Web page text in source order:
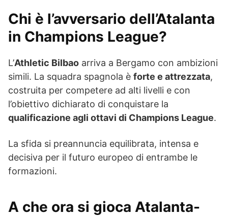
Chi è l’avversario dell’Atalanta
in Champions League?
L’Athletic Bilbao arriva a Bergamo con ambizioni
simili. La squadra spagnola è forte e attrezzata,
costruita per competere ad alti livelli e con
l’obiettivo dichiarato di conquistare la
qualificazione agli ottavi di Champions League.
La sfida si preannuncia equilibrata, intensa e
decisiva per il futuro europeo di entrambe le
formazioni.
A che ora si gioca Atalanta-